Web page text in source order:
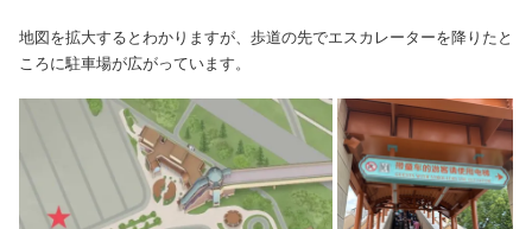
地図を拡大するとわかりますが、歩道の先でエスカレーターを降りたと
ころに駐車場が広がっています。